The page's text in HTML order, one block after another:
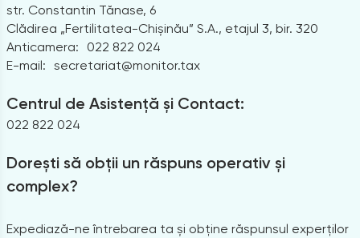
str. Constantin Tănase, 6
Clădirea „Fertilitatea-Chișinău” S.A., etajul 3, bir. 320
Anticamera:
022 822 024
E-mail: secretariat@monitor.tax
Centrul de Asistență și Contact:
022 822 024
Dorești să obții un răspuns operativ și
complex?
Expediază-ne întrebarea ta și obține răspunsul experților